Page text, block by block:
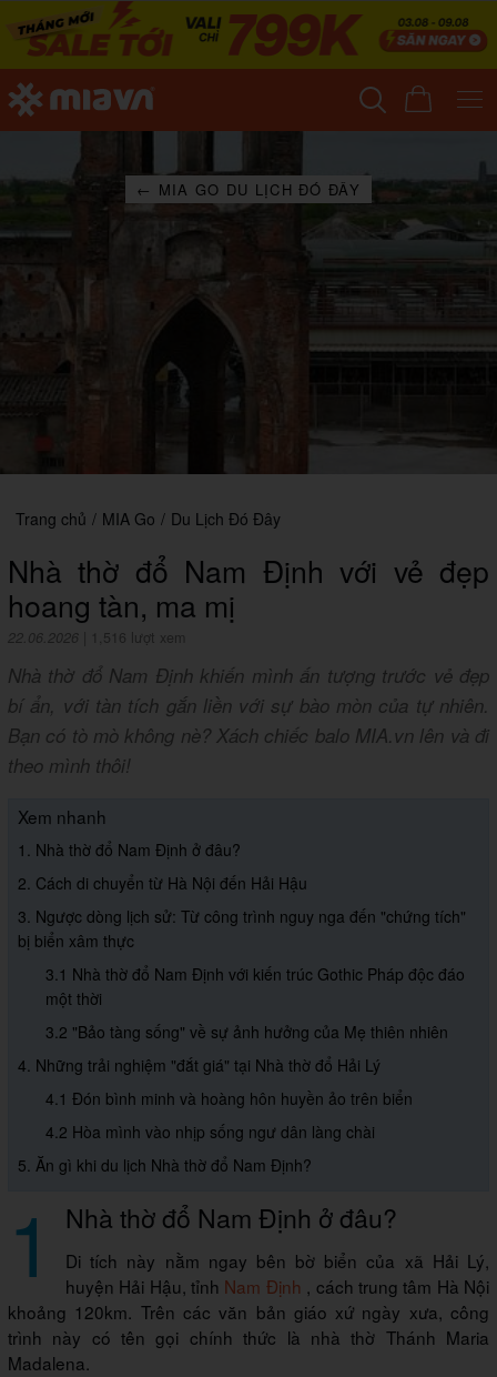
← MIA GO DU LỊCH ĐÓ ĐÂY
Trang chủ / MIA Go / Du Lịch Đó Đây
Nhà thờ đổ Nam Định với vẻ đẹp
hoang tàn, ma mị
22.06.2026 1,516 lượt xem
Nhà thờ đổ Nam Định khiến mình ấn tượng trước vẻ đẹp
bí ẩn, với tàn tích gắn liền với sự bào mòn của tự nhiên.
Bạn có tò mò không nè? Xách chiếc balo MIA.vn lên và đi
theo mình thôi!
Xem nhanh
1. Nhà thờ đổ Nam Định ở đâu?
2. Cách di chuyển từ Hà Nội đến Hải Hậu
3. Ngược dòng lịch sử: Từ công trình nguy nga đến "chứng tích"
bị biển xâm thực
3.1 Nhà thờ đổ Nam Định với kiến trúc Gothic Pháp độc đáo
một thời
3.2 "Bảo tàng sống" về sự ảnh hưởng của Mẹ thiên nhiên
4. Những trải nghiệm "đắt giá" tại Nhà thờ đổ Hải Lý
4.1 Đón bình minh và hoàng hôn huyền ảo trên biển
4.2 Hòa mình vào nhịp sống ngư dân làng chài
5. Ăn gì khi du lịch Nhà thờ đổ Nam Định?
1 Nhà thờ đổ Nam Định ở đâu?
Di tích này nằm ngay bên bờ biển của xã Hải Lý,
huyện Hải Hậu, tỉnh Nam Định , cách trung tâm Hà Nội
khoảng 120km. Trên các văn bản giáo xứ ngày xưa, công
trình này có tên gọi chính thức là nhà thờ Thánh Maria
Madalena.